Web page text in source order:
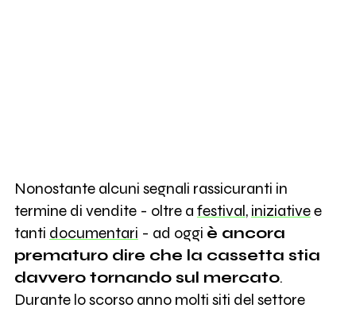
Nonostante alcuni segnali rassicuranti in
termine di vendite - oltre a festival, iniziativee
tanti documentari - ad oggi è ancora
prematuro dire che la cassetta stia
davvero tornando sul mercato.
Durante lo scorso anno molti siti del settore